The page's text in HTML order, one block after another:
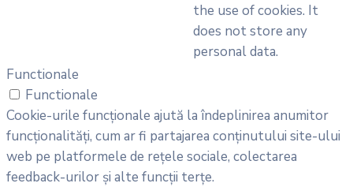
the use of cookies. It
does not store any
personal data.
Functionale
Functionale
Cookie-urile funcționale ajută la îndeplinirea anumitor
funcționalități, cum ar fi partajarea conținutului site-ului
web pe platformele de rețele sociale, colectarea
feedback-urilor și alte funcții terțe.